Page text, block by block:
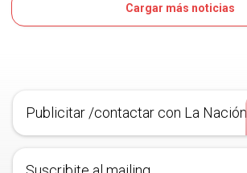
PATROCINADOCargar más noticias
Publicitar /contactar con La Nación